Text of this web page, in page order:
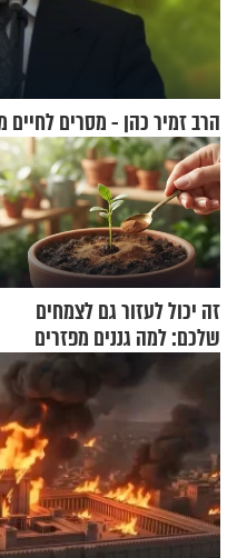
הרב זמיר כהן - מסרים לחיים
זה יכול לעזור גם לצמחים
שלכם: למה גננים מפזרים
קינמון בעציצים?